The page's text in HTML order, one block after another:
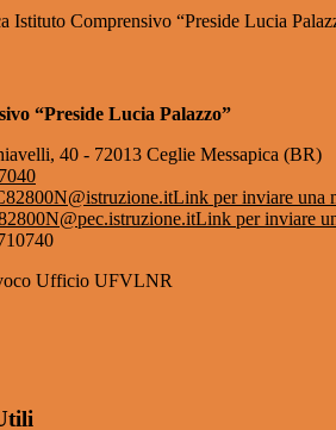
Istituto Comprensivo “Preside Lucia
“Preside Lucia Palazzo”
40 - 72013 Ceglie Messapica (BR)
Link per inviare una
Link per inviare
Ufficio UFVLNR